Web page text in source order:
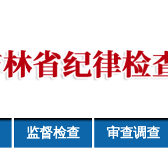
监督检查 审查调查